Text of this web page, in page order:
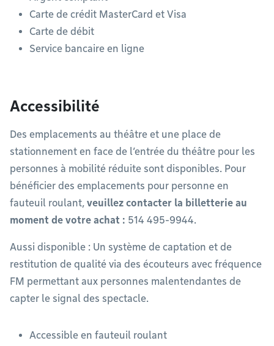
Carte de crédit MasterCard et Visa
Carte de débit
Service bancaire en ligne
Accessibilité
Des emplacements au théâtre et une place de
stationnement en face de l’entrée du théâtre pour les
personnes à mobilité réduite sont disponibles. Pour
bénéficier des emplacements pour personne en
fauteuil roulant, veuillez contacter la billetterie au
moment de votre achat : 514 495-9944.
Aussi disponible : Un système de captation et de
restitution de qualité via des écouteurs avec fréquence
FM permettant aux personnes malentendantes de
capter le signal des spectacle.
Accessible en fauteuil roulant